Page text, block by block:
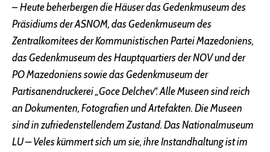
– Heute beherbergen die Häuser das Gedenkmuseum des
Präsidiums der ASNOM, das Gedenkmuseum des
Zentralkomitees der Kommunistischen Partei Mazedoniens,
das Gedenkmuseum des Hauptquartiers der NOV und der
PO Mazedoniens sowie das Gedenkmuseum der
Partisanendruckerei „Goce Delchev“. Alle Museen sind reich
an Dokumenten, Fotografien und Artefakten. Die Museen
sind in zufriedenstellendem Zustand. Das Nationalmuseum
LU – Veles kümmert sich um sie, ihre Instandhaltung ist im